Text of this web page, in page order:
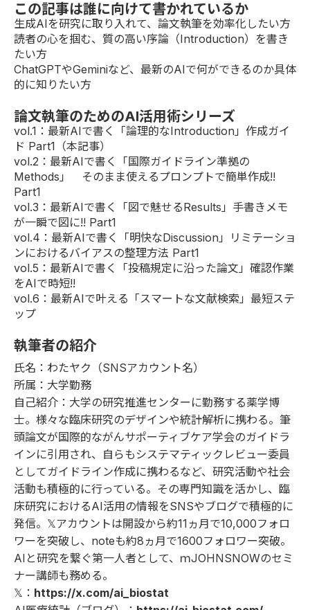
この記事は誰に向けて書かれているか
生成AIを研究に取り入れて、論文執筆を効率化したい方
読者の心を掴む、質の高い序論（Introduction）を書き
たい方
ChatGPTやGeminiなど、最新のAIで何ができるのか具体
的に知りたい方
論文執筆のためのAI活用術シリーズ
vol.1：最新AIで書く「論理的なIntroduction」作成ガイ
ド Part1（本記事）
vol.2 ：最新AIで書く「国際ガイドライン準拠の
Methods」 そのまま使えるプロンプトで簡単作成!!
Part1
vol.3 ：最新AIで書く「図で魅せるResults」手書きメモ
が一瞬で図に!! Part1
vol.4 ：最新AIで書く「明快なDiscussion」リミテーショ
ンにおけるバイアスの整理方法 Part1
vol.5 ：最新AIで書く「投稿規定に沿った論文」確認作業
をAIで時短!!
vol.6 ：最新AIで叶える「スマートな文献検索」最短ステ
ップ
執筆者の紹介
氏名：わたヤク（SNSアカウント名）
所属：大学勤務
自己紹介：大学の研究推進センターに勤務する薬学博
士。様々な臨床研究のデザインや統計解析に携わる。筆
頭論文が国際的ながんサポーティブケア学会のガイドラ
インに引用され、自らもシステマティックレビュー委員
としてガイドライン作成に携わるなど、研究活動や社会
活動も積極的に行っている。その専門知識を活かし、臨
床研究におけるAI活用の情報をSNSやブログで積極的に
発信。𝕏アカウントは開設から約11ヵ月で10,000フォロ
ワーを突破し、noteも約8ヵ月で1600フォロワー突破。
AIと研究を繋ぐ第一人者として、ｍJOHNSNOWのセミ
ナー講師も務める。
𝕏： https://x.com/ai_biostat